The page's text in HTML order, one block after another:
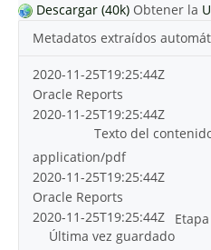
Descargar (40k) Obtener la
Metadatos extraídos
2020-11-25T19:25:44Z
Oracle Reports
2020-11-25T19:25:44Z
Texto del
application/pdf
2020-11-25T19:25:44Z
Oracle Reports
2020-11-25T19:25:44Z
Última vez guardado